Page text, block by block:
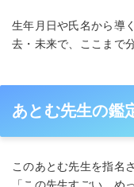
生年月日や氏名から導
去・未来で、ここまで
あとむ先生の鑑
このあとむ先生を指名
「この先生すごい、め